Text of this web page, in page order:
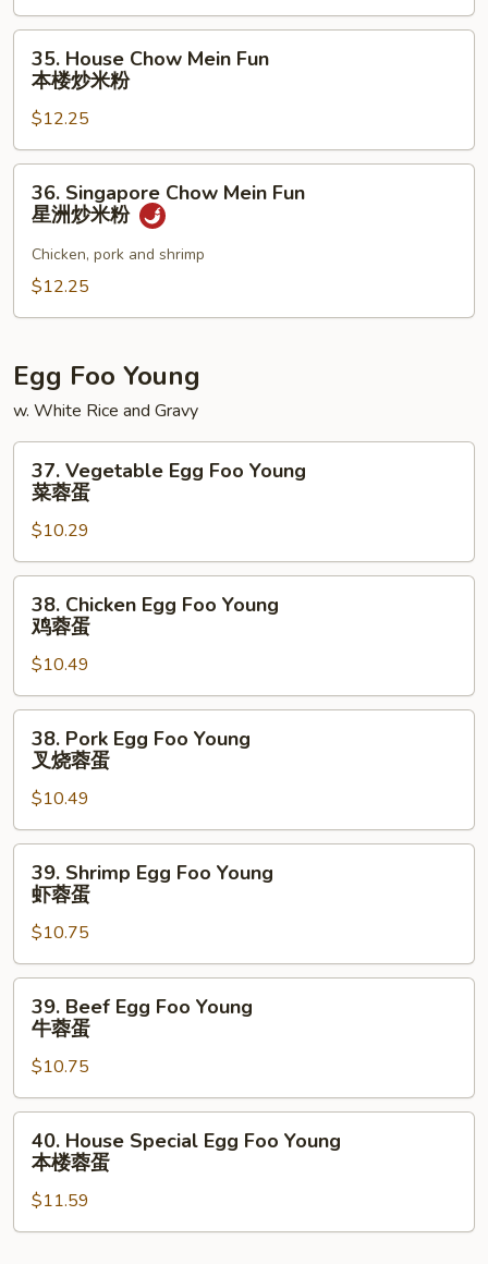
Fun
牛
House
Chow
Mein
Fun
本
35. House Chow Mein Fun
本楼炒米粉
$12.25
Singapore
Chow
Mein
Fun
米
粉
36. Singapore Chow Mein Fun
星洲炒米粉
Chicken, pork and shrimp
$12.25
Egg Foo Young
w. White Rice and Gravy
Vegetable
Egg
Foo
Young
菜
37. Vegetable Egg Foo Young
菜蓉蛋
$10.29
Chicken
Egg
Foo
Young
鸡
38. Chicken Egg Foo Young
鸡蓉蛋
$10.49
Pork
Egg
Foo
Young
叉
38. Pork Egg Foo Young
叉烧蓉蛋
$10.49
Shrimp
Egg
Foo
Young
虾
39. Shrimp Egg Foo Young
虾蓉蛋
$10.75
Beef
Egg
Foo
Young
牛
39. Beef Egg Foo Young
牛蓉蛋
$10.75
House
Special
Egg
Foo
40. House Special Egg Foo Young
本楼蓉蛋
$11.59